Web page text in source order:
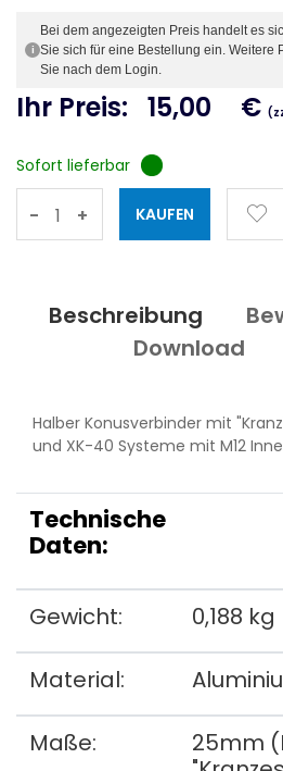
i
Bei dem angezeigten Preis handelt es
Sie sich für eine Bestellung ein. Weitere
Sie nach dem Login.
Ihr Preis: 15,00 €
Sofort lieferbar
- +
Beschreibung
Download
Halber Konusverbinder mit
und XK-40 Systeme mit M12
Technische
Daten:
Gewicht: 0,188 kg
Material:
Maße:
25mm